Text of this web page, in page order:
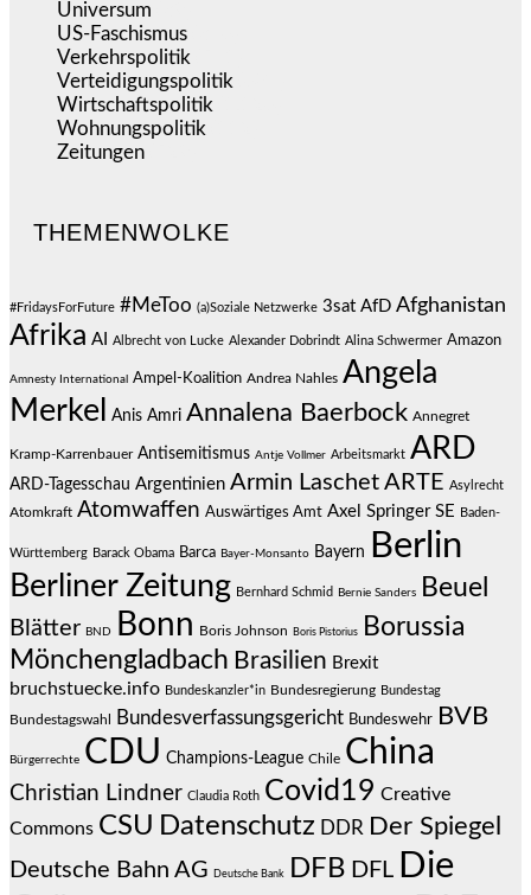
Universum
US-Faschismus
Verkehrspolitik
Verteidigungspolitik
Wirtschaftspolitik
Wohnungspolitik
Zeitungen
THEMENWOLKE
#FridaysForFuture #MeToo (a)Soziale Netzwerke 3sat AfD Afghanistan
Afrika AI Albrecht von Lucke Alexander Dobrindt Alina Schwermer Amazon
Amnesty International Ampel-Koalition Andrea Nahles Angela
Merkel
Anis Amri Annalena Baerbock Annegret
Kramp-Karrenbauer Antisemitismus Antje Vollmer Arbeitsmarkt ARD
ARD-Tagesschau Argentinien Armin Laschet ARTE Asylrecht
Atomkraft Atomwaffen Auswärtiges Amt Axel Springer SE Baden-
Württemberg Barack Obama Barca Bayer-Monsanto Bayern Berlin
Berliner Zeitung Bernhard Schmid Bernie Sanders Beuel
Blätter BND Bonn Boris Johnson Boris Pistorius
Borussia
Mönchengladbach Brasilien Brexit
bruchstuecke.info Bundeskanzler*in Bundesregierung Bundestag
Bundestagswahl Bundesverfassungsgericht Bundeswehr BVB
Bürgerrechte CDU Champions-League Chile China
Christian Lindner Claudia Roth Covid19 Creative
Commons CSU Datenschutz DDR Der Spiegel
Deutsche Bahn AG Deutsche Bank DFB DFL Die